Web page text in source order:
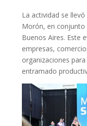
La actividad se
Morón, en conjunto
Buenos Aires. Este
empresas,
organizaciones
entramado